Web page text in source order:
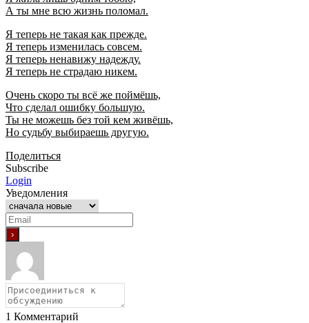
А ты мне всю жизнь поломал.
Я теперь не такая как прежде.
Я теперь изменилась совсем.
Я теперь ненавижу надежду.
Я теперь не страдаю никем.
Очень скоро ты всё же поймёшь,
Что сделал ошибку большую.
Ты не можешь без той кем живёшь,
Но судьбу выбираешь другую.
Поделиться
Subscribe
Login
Уведомления
1 Комментарий